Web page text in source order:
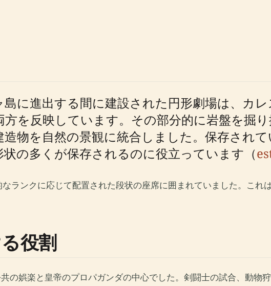
に進出する間に建設された円形劇場は、カ
を反映しています。その部分的に岩盤を掘
物を自然の景観に統合しました。保存され
の多くが保存されるのに役立っています（
ランクに応じて配置された段状の座席に囲まれていました。これ
役割
の娯楽と皇帝のプロパガンダの中心でした。剣闘士の試合、動物